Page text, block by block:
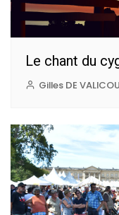
Le chant du
Gilles DE